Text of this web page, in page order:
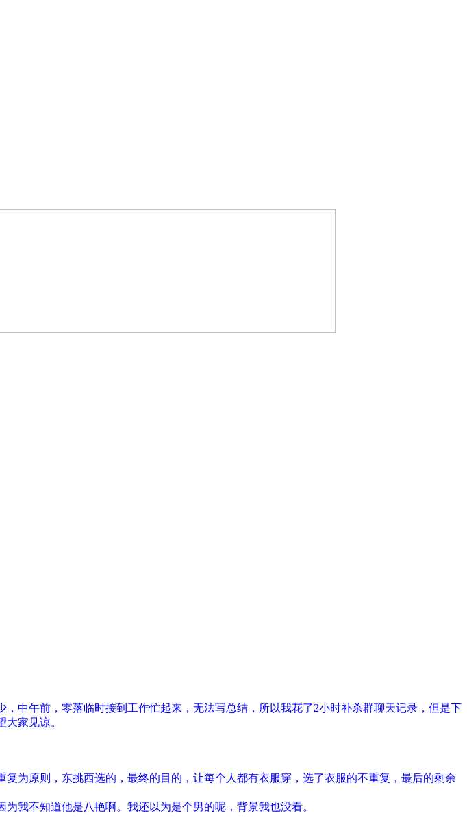
中午前，零落临时接到工作忙起来，无法写总结，所以我花了2小时补杀群聊天记录，但是下
家见谅。
为原则，东挑西选的，最终的目的，让每个人都有衣服穿，选了衣服的不重复，最后的剩余
我不知道他是八艳啊。我还以为是个男的呢，背景我也没看。